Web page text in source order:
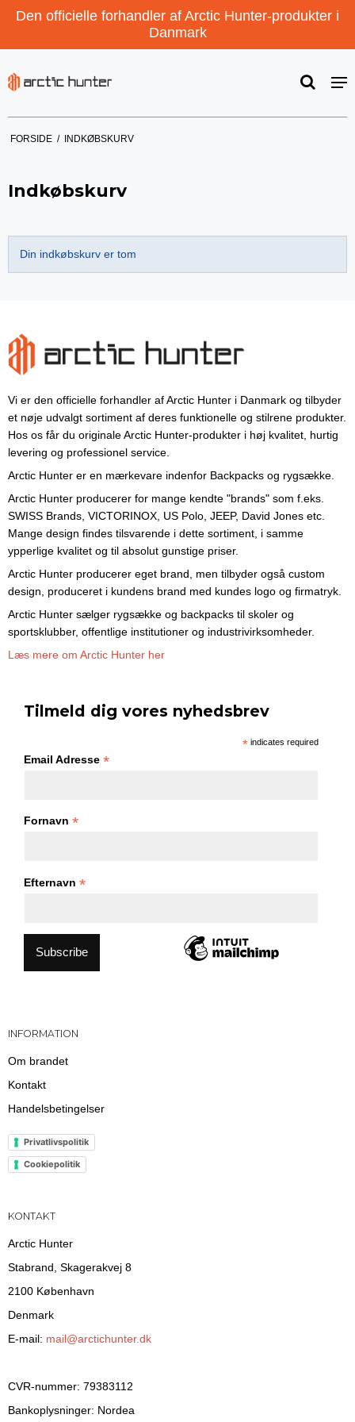
Den officielle forhandler af Arctic Hunter-produkter i
Danmark
FORSIDE / INDKØBSKURV
Indkøbskurv
Din indkøbskurv er tom
Vi er den officielle forhandler af Arctic Hunter i Danmark og tilbyder
et nøje udvalgt sortiment af deres funktionelle og stilrene produkter.
Hos os får du originale Arctic Hunter-produkter i høj kvalitet, hurtig
levering og professionel service.
Arctic Hunter er en mærkevare indenfor Backpacks og rygsække.
Arctic Hunter producerer for mange kendte "brands" som f.eks.
SWISS Brands, VICTORINOX, US Polo, JEEP, David Jones etc.
Mange design findes tilsvarende i dette sortiment, i samme
ypperlige kvalitet og til absolut gunstige priser.
Arctic Hunter producerer eget brand, men tilbyder også custom
design, produceret i kundens brand med kundes logo og firmatryk.
Arctic Hunter sælger rygsække og backpacks til skoler og
sportsklubber, offentlige institutioner og industrivirksomheder.
Læs mere om Arctic Hunter her
Tilmeld dig vores nyhedsbrev
* indicates required
Email Adresse *
Fornavn *
Efternavn *
INFORMATION
Om brandet
Kontakt
Handelsbetingelser
Privatlivspolitik
Cookiepolitik
KONTAKT
Arctic Hunter
Stabrand, Skagerakvej 8
2100 København
Denmark
E-mail: mail@arctichunter.dk
CVR-nummer: 79383112
Bankoplysninger: Nordea